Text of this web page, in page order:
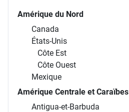
Amérique du Nord
Canada
États-Unis
Côte Est
Côte Ouest
Mexique
Amérique Centrale et Caraïbes
Antigua-et-Barbuda